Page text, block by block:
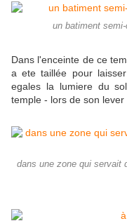
un batiment
Dans l'enceinte de ce
a ete taillée pour
egales la lumiere du
temple - lors de son lever
dans une zone qui servait